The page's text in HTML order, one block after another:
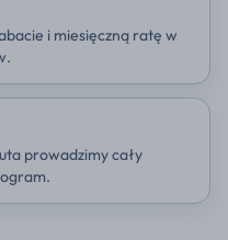
i miesięczną ratę w
prowadzimy cały